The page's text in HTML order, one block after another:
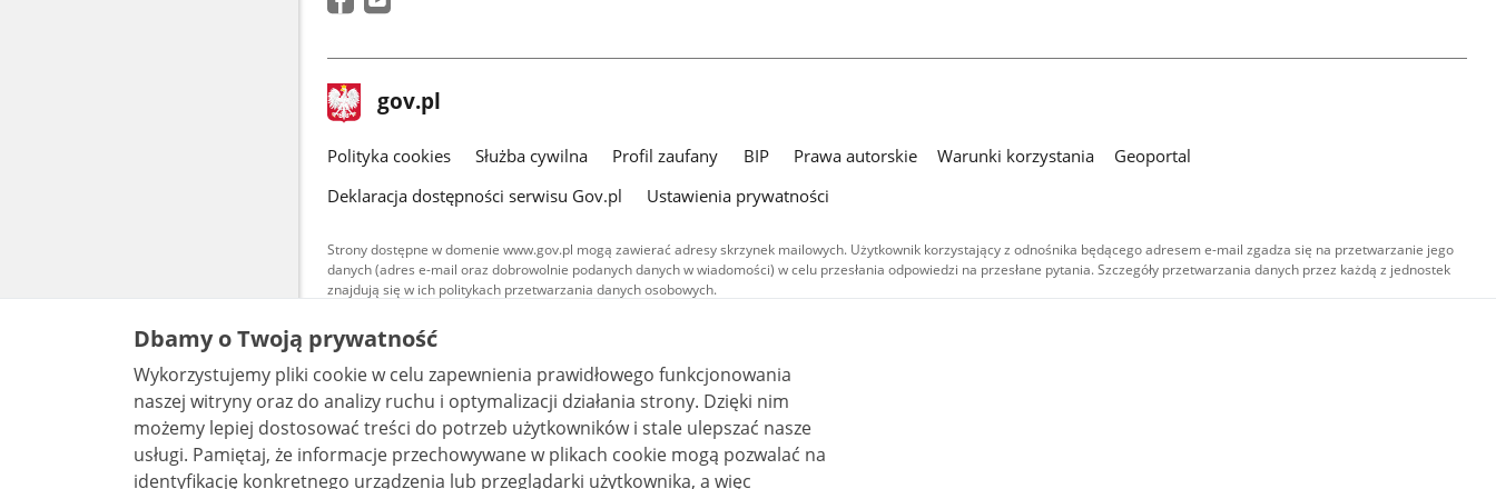
stopka
gov.pl Strona
gov.pl
gov.pl
Polityka cookies Służba cywilna Profil zaufany BIP Prawa autorskie Warunki korzystania
Geoportal
Deklaracja dostępności serwisu Gov.pl
Ustawienia prywatności
Strony dostępne w domenie www.gov.pl mogą zawierać adresy skrzynek mailowych. Użytkownik korzystający z odnośnika będącego adresem e-mail zgadza się na przetwarzanie jego
danych (adres e-mail oraz dobrowolnie podanych danych w wiadomości) w celu przesłania odpowiedzi na przesłane pytania. Szczegóły przetwarzania danych przez każdą z jednostek
znajdują się w ich politykach przetwarzania danych osobowych.
Treści tekstowe publikowane w serwisie (z wyłączeniem treści audiowizualnych), są
udostępniane na licencji typu Creative Commons: uznanie autorstwa - na tych samych
warunkach 4.0 (CC BY-SA 4.0). Materiały audiowizualne, w tym zdjęcia, materiały audio i wideo,
są udostępniane na licencji typu Creative Commons: uznanie autorstwa użycie niekomercyjne -
bez utworów zależnych 4.0 (CC BY-NC-ND 4.0), o ile nie jest to stwierdzone inaczej.
Dbamy o Twoją prywatność
Wykorzystujemy pliki cookie w celu zapewnienia prawidłowego funkcjonowania
naszej witryny oraz do analizy ruchu i optymalizacji działania strony. Dzięki nim
możemy lepiej dostosować treści do potrzeb użytkowników i stale ulepszać nasze
usługi. Pamiętaj, że informacje przechowywane w plikach cookie mogą pozwalać na
identyfikację konkretnego urządzenia lub przeglądarki użytkownika, a więc